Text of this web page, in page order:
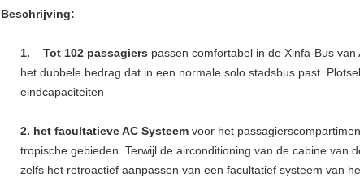
Beschrijving:
1. Tot 102 passagiers passen comfortabel in de Xinfa-Bus
het dubbele bedrag dat in een normale solo stadsbus past.
eindcapaciteiten
2. het facultatieve AC Systeem voor het
tropische gebieden. Terwijl de airconditioning van de cabine van
zelfs het retroactief aanpassen van een facultatief systeem van